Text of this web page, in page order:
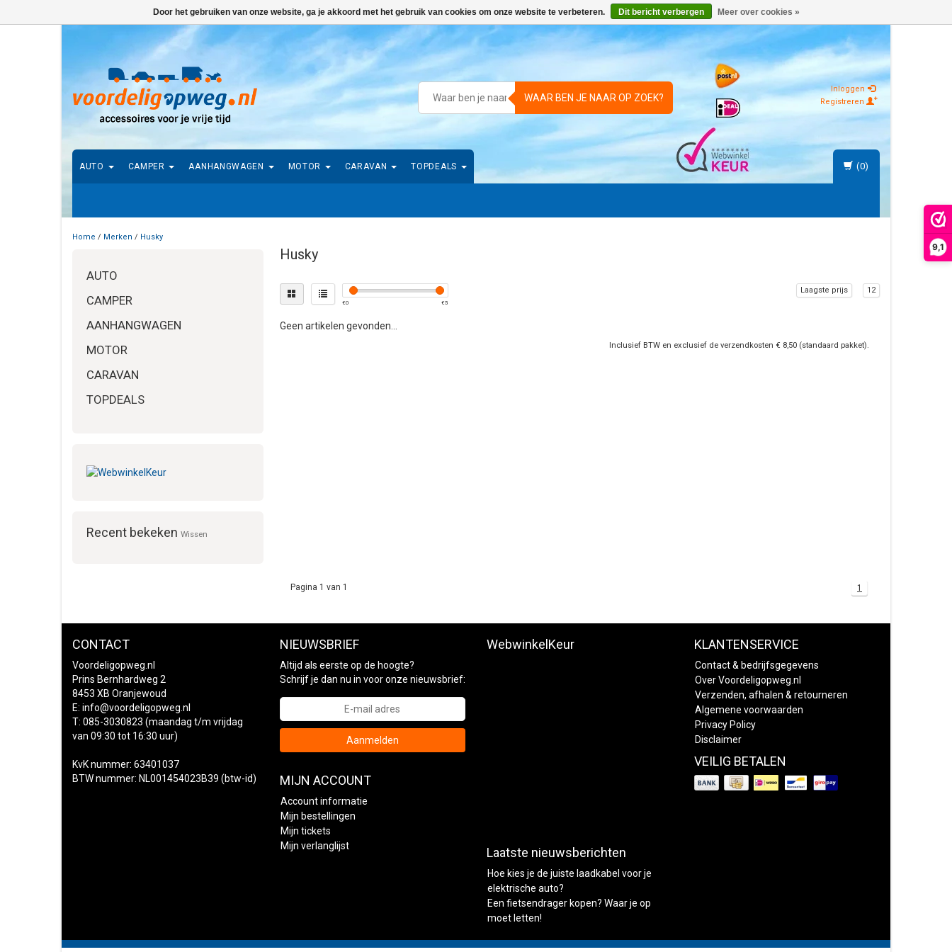
9,1
WAAR BEN JE NAAR OP ZOEK?
Inloggen
Registreren
AUTO CAMPER AANHANGWAGEN MOTOR CARAVAN TOPDEALS (0)
Home / Merken / Husky
AUTO
CAMPER
AANHANGWAGEN
MOTOR
CARAVAN
TOPDEALS
Recent bekeken Wissen
Husky
€0 €5
Laagste prijs 12
Geen artikelen gevonden...
Inclusief BTW en exclusief de verzendkosten € 8,50 (standaard pakket).
Pagina 1 van 1 1
CONTACT
Voordeligopweg.nl
Prins Bernhardweg 2
8453 XB Oranjewoud
E: info@voordeligopweg.nl
T: 085-3030823 (maandag t/m vrijdag
van 09:30 tot 16:30 uur)
KvK nummer: 63401037
BTW nummer: NL001454023B39 (btw-id)
NIEUWSBRIEF
Altijd als eerste op de hoogte?
Schrijf je dan nu in voor onze nieuwsbrief:
Aanmelden
MIJN ACCOUNT
Account informatie
Mijn bestellingen
Mijn tickets
Mijn verlanglijst
WebwinkelKeur
Laatste nieuwsberichten
Hoe kies je de juiste laadkabel voor je
elektrische auto?
Een fietsendrager kopen? Waar je op
moet letten!
KLANTENSERVICE
Contact & bedrijfsgegevens
Over Voordeligopweg.nl
Verzenden, afhalen & retourneren
Algemene voorwaarden
Privacy Policy
Disclaimer
VEILIG BETALEN
Door het gebruiken van onze website, ga je akkoord met het gebruik van cookies om onze website te verbeteren. Dit bericht verbergen Meer over cookies »